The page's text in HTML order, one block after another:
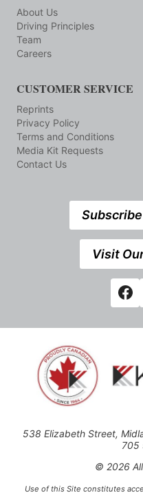
About Us
Driving Principles
Team
Careers
CUSTOMER SERVICE
Reprints
Privacy Policy
Terms and Conditions
Media Kit Requests
Contact Us
Visit
538 Elizabeth Street,
705
© 2026
Use of this Site constitutes